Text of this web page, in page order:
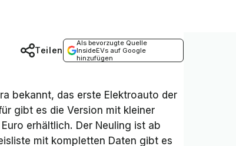
Als bevorzugte Quelle
InsideEVs auf Google
hinzufügen
Teilen
bekannt, das erste Elektroauto der
gibt es die Version mit kleiner
erhältlich. Der Neuling ist ab
mit kompletten Daten gibt es